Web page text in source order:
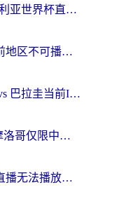
在国外怎么看美国 vs 澳大利亚世界杯直播？海外党必藏的中文解说观赛指南
在加拿大看抖音世界杯当前地区不可播放？海外党体育观赛终极指南
在海外看世界杯直播德国 vs 巴拉圭当前IP受限制？这篇指南帮你轻松解决地区限制
在国外看世界杯法国 VS 摩洛哥仅限中国大陆？别让地域限制拦下你的欢呼
在澳大利亚看抖音世界杯直播无法播放？海外党体育观赛终极指南来了！